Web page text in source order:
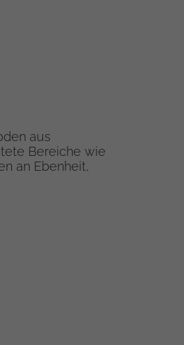
aus
Bereiche wie
an Ebenheit,